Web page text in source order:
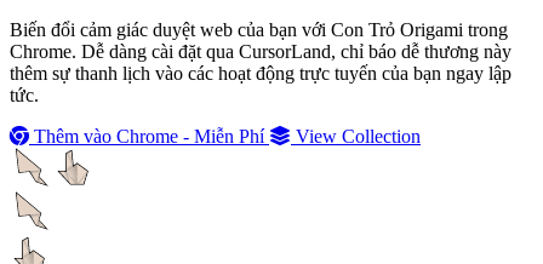
Biến đổi cảm giác duyệt web của bạn với Con Trỏ Origami trong
Chrome. Dễ dàng cài đặt qua CursorLand, chỉ báo dễ thương này
thêm sự thanh lịch vào các hoạt động trực tuyến của bạn ngay lập
tức.
Thêm vào Chrome - Miễn Phí
View Collection